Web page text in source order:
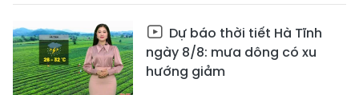
Dự báo thời tiết Hà Tĩnh
ngày 8/8: mưa dông có xu
hướng giảm